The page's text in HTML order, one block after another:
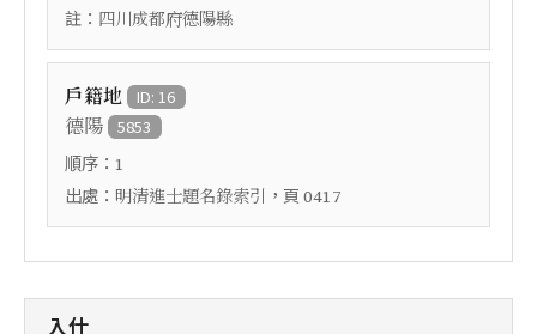
註： 四川成都府德陽縣
戶籍地 ID: 16
德陽 5853
順序： 1
出處： 明清進士題名錄索引 ，頁 0417
入仕